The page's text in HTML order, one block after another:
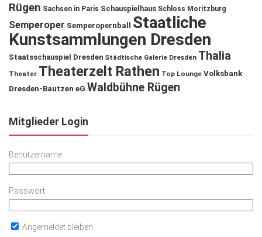
Rügen Sachsen in Paris Schauspielhaus Schloss Moritzburg
Semperoper Semperopernball
Staatliche
Kunstsammlungen Dresden
Staatsschauspiel Dresden Städtische Galerie Dresden Thalia
Theater Theaterzelt Rathen Top Lounge Volksbank
Dresden-Bautzen eG Waldbühne Rügen
Mitglieder Login
Benutzername
Passwort
Angemeldet bleiben